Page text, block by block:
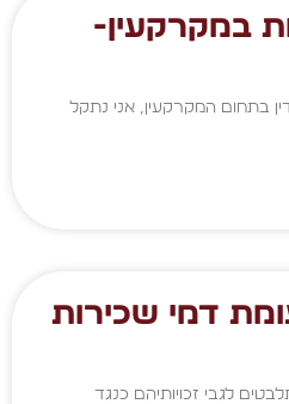
במקרקעין-
בתחום המקרקעין, אני נתקל
דמי שכירות
לגבי זכויותיהם כנגד